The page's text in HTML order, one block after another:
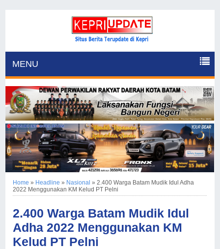
MENU
Home » Headline » Nasional »2.400 Warga Batam Mudik Idul Adha
2022 Menggunakan KM Kelud PT Pelni
2.400 Warga Batam Mudik Idul
Adha 2022 Menggunakan KM
Kelud PT Pelni